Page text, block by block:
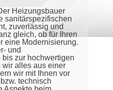
Heizungsbauer
sanitärspezifischen
zuverlässig und
gleich, ob für Ihren
eine Modernisierung.
und
zur hochwertigen
wir alles aus einer
wir mit Ihnen vor
technisch